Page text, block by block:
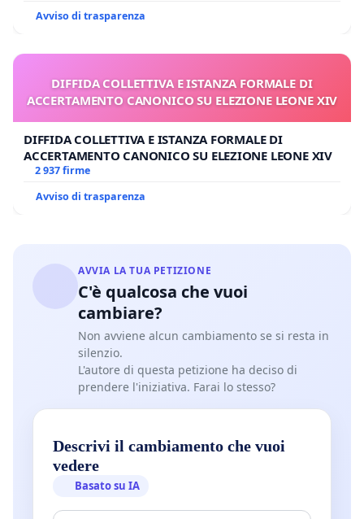
Avviso di trasparenza
DIFFIDA COLLETTIVA E ISTANZA FORMALE DI
ACCERTAMENTO CANONICO SU ELEZIONE LEONE XIV
DIFFIDA COLLETTIVA E ISTANZA FORMALE DI
ACCERTAMENTO CANONICO SU ELEZIONE LEONE XIV
2 937 firme
Avviso di trasparenza
AVVIA LA TUA PETIZIONE
C'è qualcosa che vuoi
cambiare?
Non avviene alcun cambiamento se si resta in
silenzio.
L'autore di questa petizione ha deciso di
prendere l'iniziativa. Farai lo stesso?
Descrivi il cambiamento che vuoi
vedere
Basato su IA